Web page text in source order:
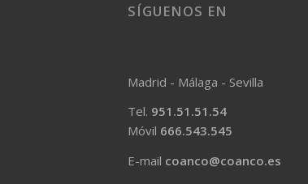
SÍGUENOS EN
Madrid - Málaga - Sevilla
Tel. 951.51.51.54
Móvil 666.543.545
E-mail coanco@coanco.es